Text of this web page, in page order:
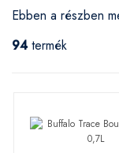
Ebben a részben
94termék